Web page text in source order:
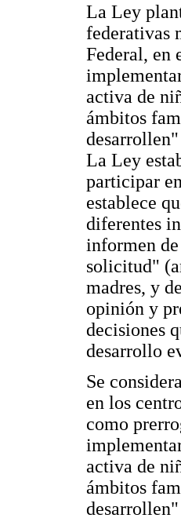
La Ley
federativas
Federal, en
activa de
ámbitos
La Ley
participar
establece
diferentes
informen
solicitud"
madres, y
opinión y
decisiones
desarrollo
Se
en los
como
activa de
ámbitos